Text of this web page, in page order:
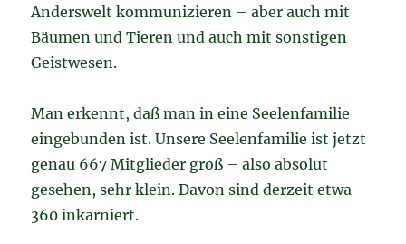
Anderswelt kommunizieren – aber auch mit
Bäumen und Tieren und auch mit sonstigen
Geistwesen.
Man erkennt, daß man in eine Seelenfamilie
eingebunden ist. Unsere Seelenfamilie ist jetzt
genau 667 Mitglieder groß – also absolut
gesehen, sehr klein. Davon sind derzeit etwa
360 inkarniert.